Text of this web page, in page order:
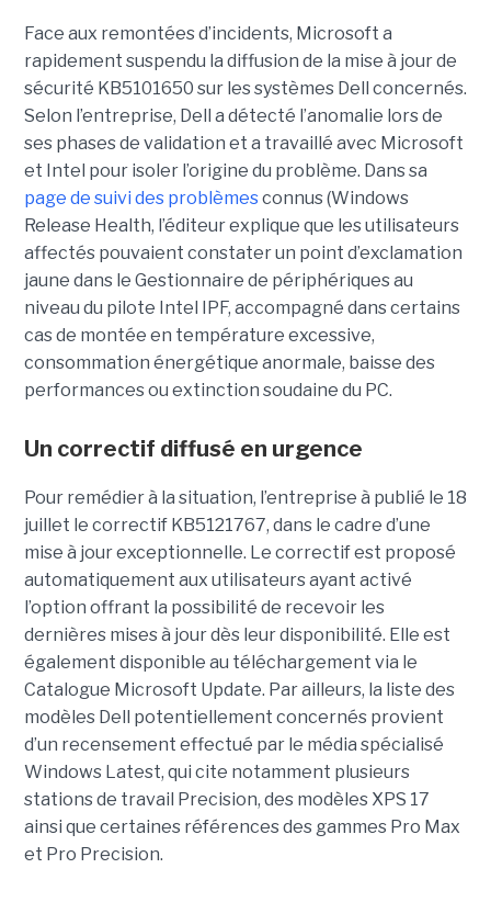
Face aux remontées d’incidents, Microsoft a
rapidement suspendu la diffusion de la mise à jour de
sécurité KB5101650 sur les systèmes Dell concernés.
Selon l’entreprise, Dell a détecté l’anomalie lors de
ses phases de validation et a travaillé avec Microsoft
et Intel pour isoler l’origine du problème. Dans sa
page de suivi des problèmesconnus (Windows
Release Health, l’éditeur explique que les utilisateurs
affectés pouvaient constater un point d’exclamation
jaune dans le Gestionnaire de périphériques au
niveau du pilote Intel IPF, accompagné dans certains
cas de montée en température excessive,
consommation énergétique anormale, baisse des
performances ou extinction soudaine du PC.
Un correctif diffusé en urgence
Pour remédier à la situation, l’entreprise à publié le 18
juillet le correctif KB5121767, dans le cadre d’une
mise à jour exceptionnelle. Le correctif est proposé
automatiquement aux utilisateurs ayant activé
l’option offrant la possibilité de recevoir les
dernières mises à jour dès leur disponibilité. Elle est
également disponible au téléchargement via le
Catalogue Microsoft Update. Par ailleurs, la liste des
modèles Dell potentiellement concernés provient
d’un recensement effectué par le média spécialisé
Windows Latest, qui cite notamment plusieurs
stations de travail Precision, des modèles XPS 17
ainsi que certaines références des gammes Pro Max
et Pro Precision.